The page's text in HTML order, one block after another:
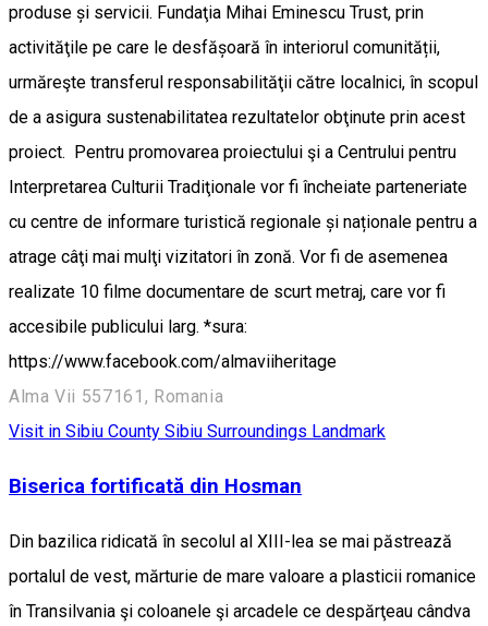
produse și servicii. Fundaţia Mihai Eminescu Trust, prin
activităţile pe care le desfășoară în interiorul comunității,
urmăreşte transferul responsabilităţii către localnici, în scopul
de a asigura sustenabilitatea rezultatelor obţinute prin acest
proiect. Pentru promovarea proiectului şi a Centrului pentru
Interpretarea Culturii Tradiţionale vor fi încheiate parteneriate
cu centre de informare turistică regionale și naționale pentru a
atrage câţi mai mulţi vizitatori în zonă. Vor fi de asemenea
realizate 10 filme documentare de scurt metraj, care vor fi
accesibile publicului larg. *sura:
https://www.facebook.com/almaviiheritage
Alma Vii 557161, Romania
Visit in Sibiu County Sibiu Surroundings Landmark
Biserica fortificată din Hosman
Din bazilica ridicată în secolul al XIII-lea se mai păstrează
portalul de vest, mărturie de mare valoare a plasticii romanice
în Transilvania şi coloanele şi arcadele ce despărţeau cândva